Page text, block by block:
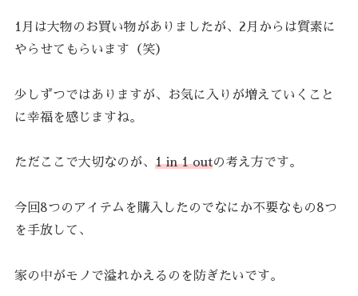
1月は大物のお買い物がありましたが、2月からは質素に
やらせてもらいます（笑）
少しずつではありますが、お気に入りが増えていくこと
に幸福を感じますね。
ただここで大切なのが、1 in 1 outの考え方です。
今回8つのアイテムを購入したのでなにか不要なもの8つ
を手放して、
家の中がモノで溢れかえるのを防ぎたいです。